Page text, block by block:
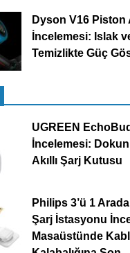
Dyson V16 Piston
İncelemesi: Islak
Temizlikte Güç
UGREEN
İncelemesi:
Akıllı Şarj Kutusu
Philips 3’ü 1
Şarj İstasyonu
Masaüstünde